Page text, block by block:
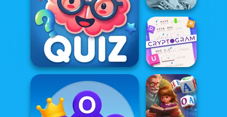
Quizmania: Trivia Game
Words With Prof.
Wisely
Cryptogram:
Word Brain
Puzzle